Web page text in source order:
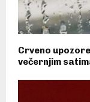
Crveno
večernjim